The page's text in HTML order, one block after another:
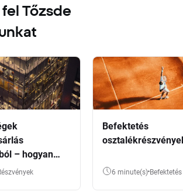
Tőzsde
– hogyan
Részvények
Befektetés
6 minute(s) Befektetés